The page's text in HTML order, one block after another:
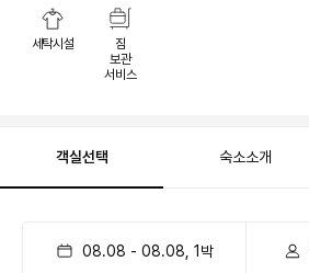
세탁시설
짐
보관
서비스
객실선택 숙소소개
08.08 - 08.08 1 박